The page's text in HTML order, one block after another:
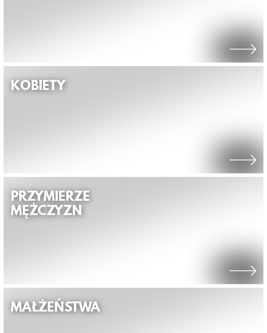
KOBIETY
PRZYMIERZE
MĘŻCZYZN
MAŁŻEŃSTWA